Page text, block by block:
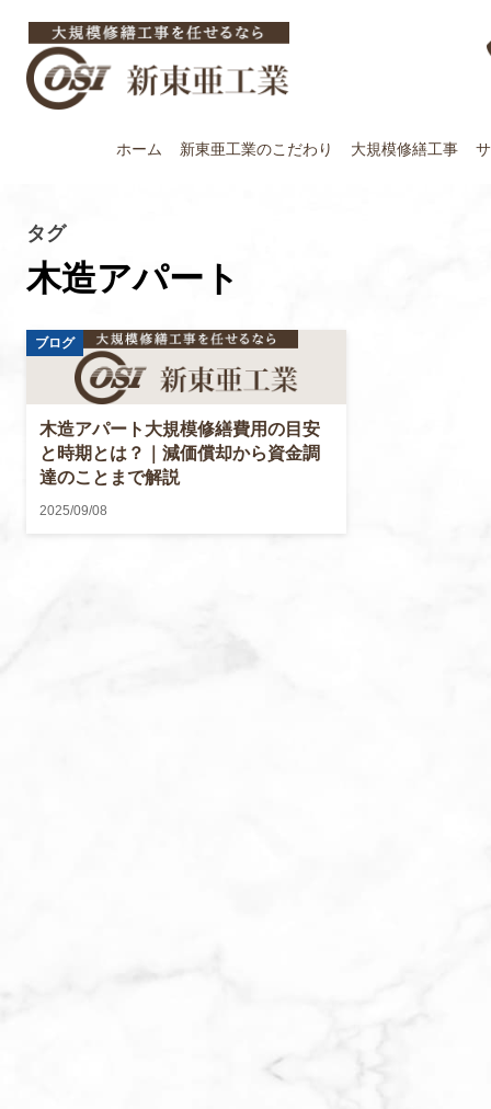
ホーム 新東亜工業のこだわり 大規模修繕工事
タグ
木造アパート
木造アパート大規模修繕費用の目安
と時期とは？｜減価償却から資金調
達のことまで解説
2025/09/08